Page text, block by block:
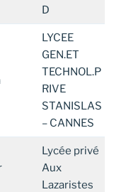
D
LYCEE
GEN.ET
TECHNOL.P
RIVE
STANISLAS
– CANNES
Lycée privé
Aux
Lazaristes